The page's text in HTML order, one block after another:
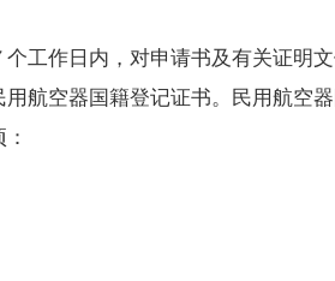
作日内，对申请书及有关证明
航空器国籍登记证书。民用航空